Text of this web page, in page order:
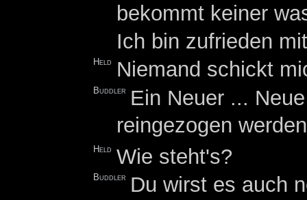
bekommt keiner
Ich bin zufrieden
Held Niemand schickt
Buddler
Ein Neuer ...
reingezogen
Held Wie steht's?
Buddler
Du wirst es auch